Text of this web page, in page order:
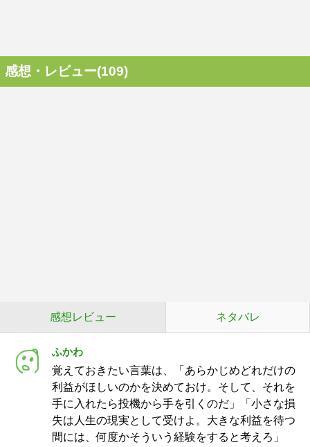
感想・レビュー(109)
感想レビュー ネタバレ
ふかわ
覚えておきたい言葉は、「あらかじめどれだけの
利益がほしいのかを決めておけ。そして、それを
手に入れたら投機から手を引くのだ」「小さな損
失は人生の現実として受けよ。大きな利益を待つ
間には、何度かそういう経験をすると考えろ」